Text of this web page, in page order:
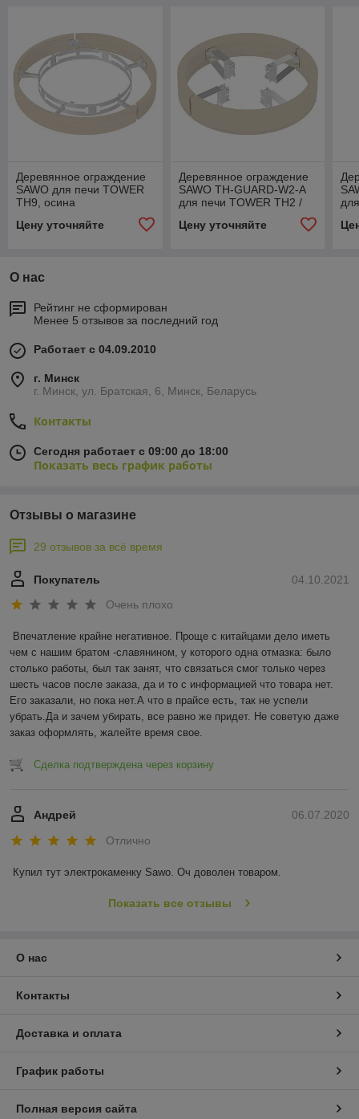
Деревянное ограждение
SAWO для печи TOWER
TH9, осина
Цену уточняйте
Деревянное ограждение
SAWO TH-GUARD-W2-A
для печи TOWER TH2 /
Цену уточняйте
О нас
Рейтинг не сформирован
Менее 5 отзывов за последний год
Работает с 04.09.2010
г. Минск
г. Минск, ул. Братская, 6, Минск, Беларусь
Контакты
Сегодня работает с 09:00 до 18:00
Показать весь график работы
Отзывы о магазине
29 отзывов за всё время
04.10.2021
Покупатель
Очень плохо
Впечатление крайне негативное. Проще с китайцами дело иметь
чем с нашим братом -славянином, у которого одна отмазка: было
столько работы, был так занят, что связаться смог только через
шесть часов после заказа, да и то с информацией что товара нет.
Его заказали, но пока нет.А что в прайсе есть, так не успели
убрать.Да и зачем убирать, все равно же придет. Не советую даже
заказ оформлять, жалейте время свое.
Сделка подтверждена через корзину
06.07.2020
Андрей
Отлично
Купил тут электрокаменку Sawo. Оч доволен товаром.
Показать все отзывы
О нас
Контакты
Доставка и оплата
График работы
Полная версия сайта